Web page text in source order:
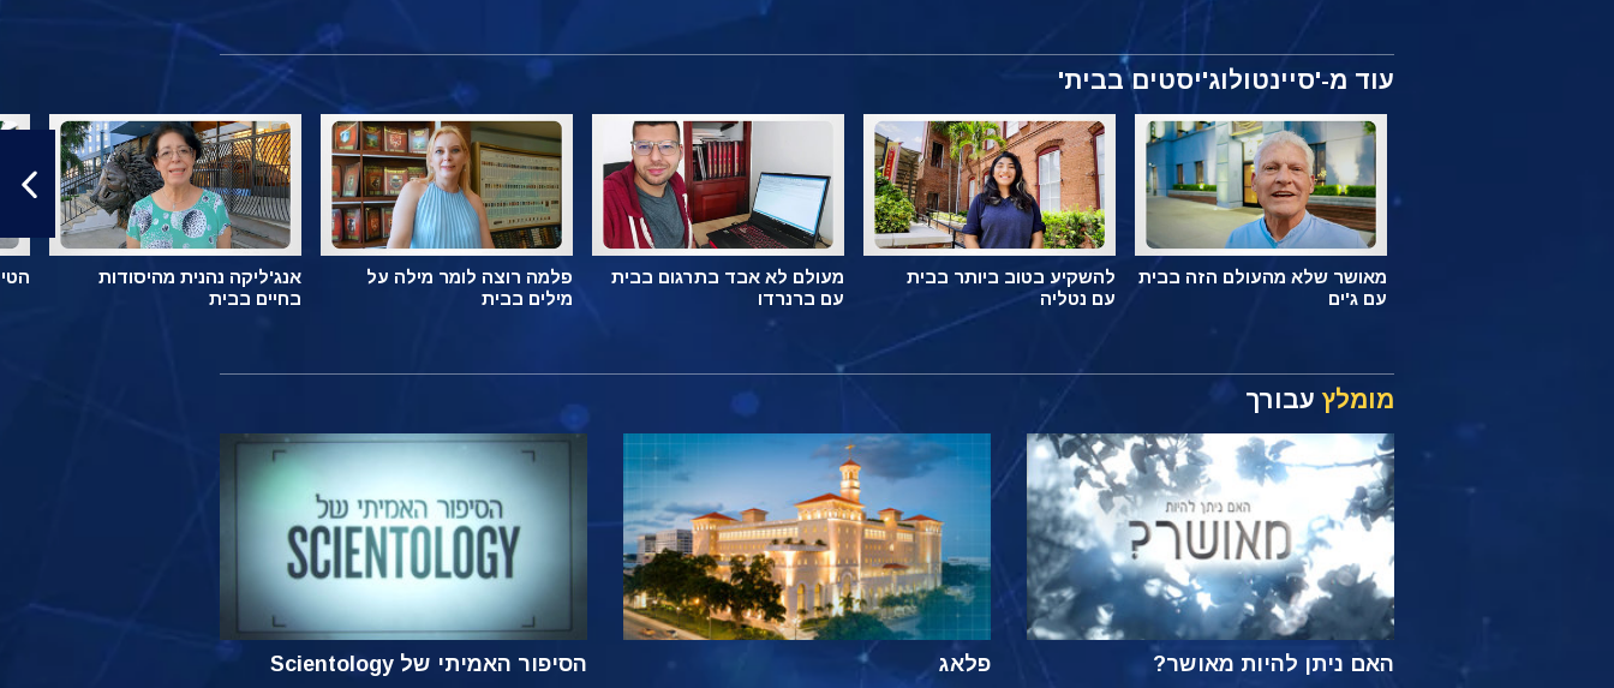
עוד מ-'סיינטולוג'יסטים בבית'
מאושר שלא מהעולם הזה בבית
עם ג'ים
להשקיע בטוב ביותר בבית
עם נטליה
מעולם לא אבד בתרגום בבית
עם ברנרדו
פלמה רוצה לומר מילה על
מילים בבית
אנג'ליקה נהנית מהיסודות
בחיים בבית
מומלץעבורך
האם ניתן להיות מאושר? פלאג הסיפור האמיתי של Scientology